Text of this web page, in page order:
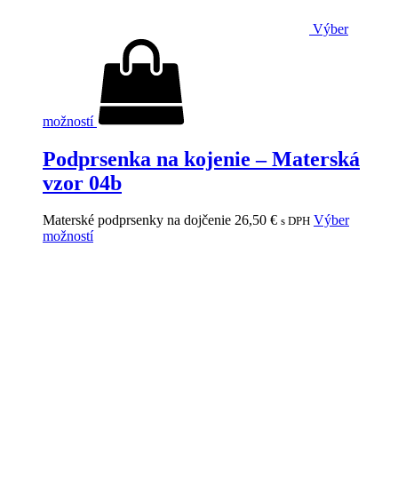
Výber
možností
Podprsenka na kojenie – Materská
vzor 04b
Materské podprsenky na dojčenie 26,50 € s DPH Výber
možností